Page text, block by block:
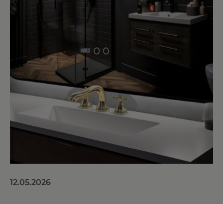
12.05.2026